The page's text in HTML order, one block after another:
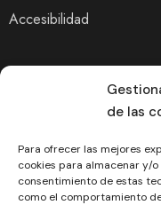
de las
Para ofrecer las mejores
cookies para almacenar y/
consentimiento de estas
como el comportamiento
Accesibilidad